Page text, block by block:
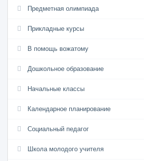
Предметная олимпиада
Прикладные курсы
В помощь вожатому
Дошкольное образование
Начальные классы
Календарное планирование
Социальный педагог
Школа молодого учителя